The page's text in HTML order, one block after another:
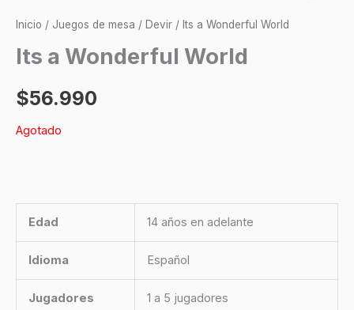
Inicio / Juegos de mesa / Devir / Its a Wonderful World
Its a Wonderful World
$56.990
Agotado
Edad 14 años en adelante
Idioma Español
Jugadores 1 a 5 jugadores